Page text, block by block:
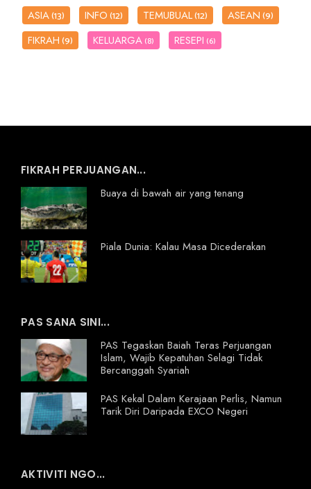
ASIA(13) INFO(12) TEMUBUAL(12) ASEAN(9)
FIKRAH(9) KELUARGA (8) RESEPI (6)
FIKRAH PERJUANGAN...
Buaya di bawah air yang tenang
Piala Dunia: Kalau Masa Dicederakan
PAS SANA SINI...
PAS Tegaskan Baiah Teras Perjuangan
Islam, Wajib Kepatuhan Selagi Tidak
Bercanggah Syariah
PAS Kekal Dalam Kerajaan Perlis, Namun
Tarik Diri Daripada EXCO Negeri
AKTIVITI NGO...